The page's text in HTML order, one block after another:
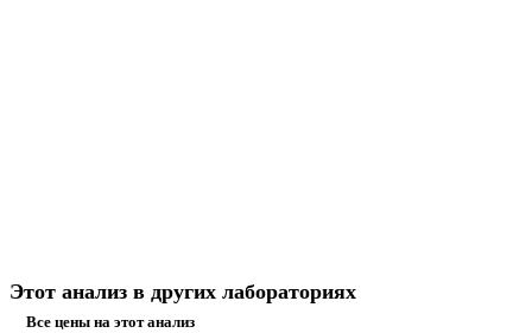
Этот анализ в других лабораториях
Все цены на этот анализ